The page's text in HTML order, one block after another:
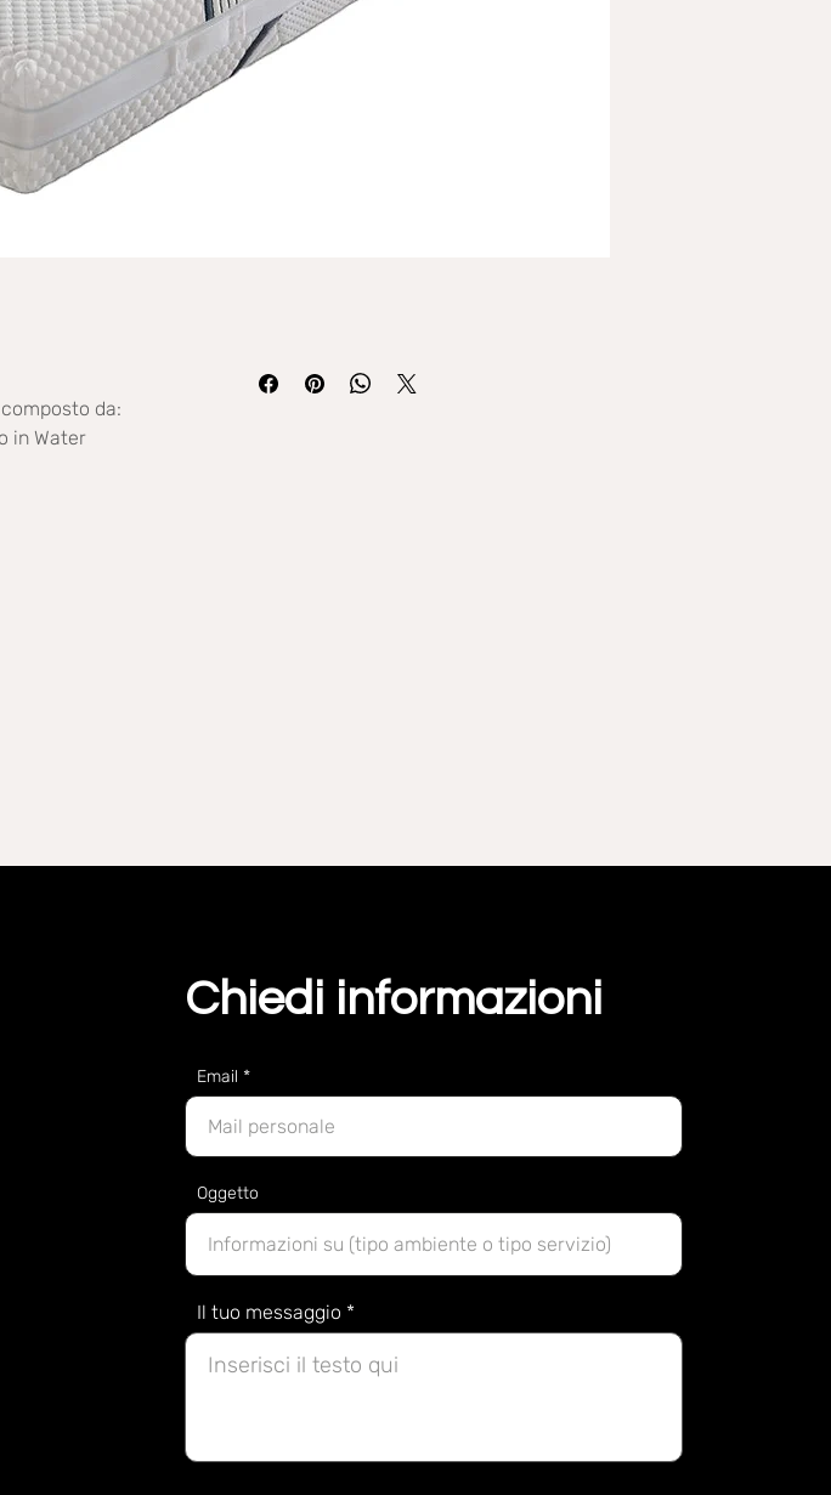
da:
in Water
Chiedi informazioni
Email
Oggetto
Il tuo messaggio